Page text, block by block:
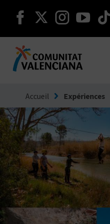
continuer sur
continuer
Accueil Expériences